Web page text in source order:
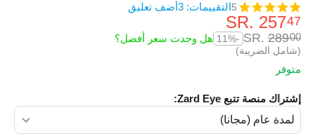
5التقييمات: 3 أضف تعليق
SR.‎257
SR.‎289
-11% هل وجدت سعر أفضل؟
(شامل الضريبة)
متوفر
إشتراك منصة تتبع Zard Eye: